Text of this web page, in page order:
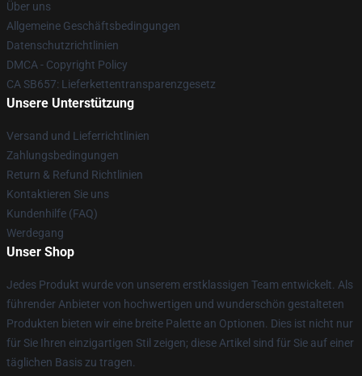
Über uns
Allgemeine Geschäftsbedingungen
Datenschutzrichtlinien
DMCA - Copyright Policy
CA SB657: Lieferkettentransparenzgesetz
Unsere Unterstützung
Versand und Lieferrichtlinien
Zahlungsbedingungen
Return & Refund Richtlinien
Kontaktieren Sie uns
Kundenhilfe (FAQ)
Werdegang
Unser Shop
Jedes Produkt wurde von unserem erstklassigen Team entwickelt. Als
führender Anbieter von hochwertigen und wunderschön gestalteten
Produkten bieten wir eine breite Palette an Optionen. Dies ist nicht nur
für Sie Ihren einzigartigen Stil zeigen; diese Artikel sind für Sie auf einer
täglichen Basis zu tragen.